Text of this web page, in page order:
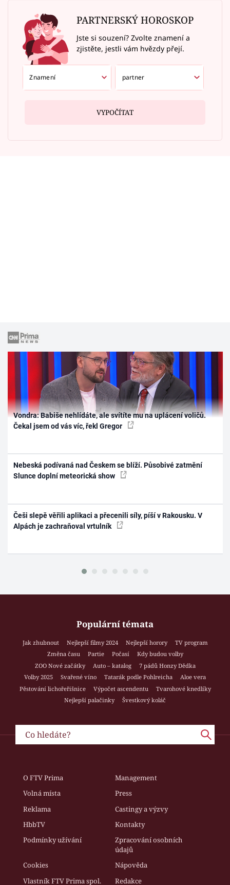
PARTNERSKÝ HOROSKOP
Jste si souzení? Zvolte znamení a
zjistěte, jestli vám hvězdy přejí.
VYPOČÍTAT
Vondra: Babiše nehlídáte, ale svítíte mu na uplácení voličů.
Čekal jsem od vás víc, řekl Gregor
Nebeská podívaná nad Českem se blíží. Působivé zatmění
Slunce doplní meteorická show
Češi slepě věřili aplikaci a přecenili síly, píší v Rakousku. V
Alpách je zachraňoval vrtulník
Populární témata
Jak zhubnout Nejlepší filmy 2024 Nejlepší horory
TV program
Změna času
Partie Počasí
Kdy budou volby
ZOO Nové začátky
Auto – katalog
7 pádů Honzy Dědka
Volby 2025
Svařené víno Tatarák podle Pohlreicha
Aloe vera
Pěstování lichořeřišnice
Výpočet ascendentu
Tvarohové knedlíky
Nejlepší palačinky
Švestkový koláč
O FTV Prima
Management
Volná místa
Press
Reklama
Castingy a výzvy
HbbTV
Kontakty
Podmínky užívání
Zpracování osobních
údajů
Cookies
Nápověda
Vlastník FTV Prima spol.
Redakce